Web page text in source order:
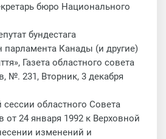
бюро Национального
бундестага
парламента Канады (и другие)
Газета областного совета
№. 231, Вторник, 3 декабря
областного Совета
от 24 января 1992 к Верховной
изменений и